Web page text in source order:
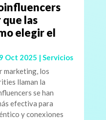
las
elegir el
9 Oct 2025 | Servicios
marketing, los
llaman la
se han
efectiva para
y conexiones